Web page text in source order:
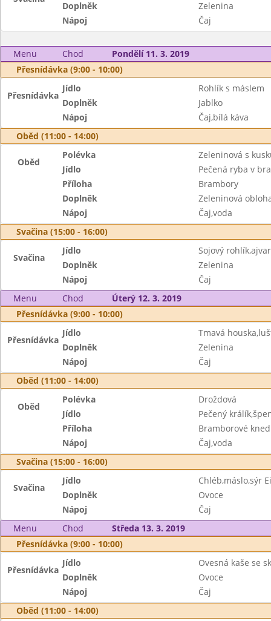
Doplněk
Zelenina
Nápoj
Čaj
Menu Chod
Pondělí 11. 3. 2019
Přesnídávka (9:00 - 10:00)
Přesnídávka
Jídlo
Rohlík s máslem
Doplněk
Jablko
Nápoj
Čaj,bílá káva
Oběd (11:00 - 14:00)
Oběd
Polévka
Zeleninová s
Jídlo
Pečená ryba v
Příloha
Brambory
Doplněk
Zeleninová
Nápoj
Čaj,voda
Svačina (15:00 - 16:00)
Svačina
Jídlo
Sojový
Doplněk
Zelenina
Nápoj
Čaj
Menu
Chod
Úterý 12. 3. 2019
Přesnídávka (9:00 - 10:00)
Přesnídávka
Jídlo
Tmavá
Doplněk
Zelenina
Nápoj
Čaj
Oběd (11:00 - 14:00)
Oběd
Polévka
Droždová
Jídlo
Pečený
Příloha
Bramborové
Nápoj
Čaj,voda
Svačina (15:00 - 16:00)
Svačina
Jídlo
Chléb,máslo,sýr
Doplněk
Ovoce
Nápoj
Čaj
Menu
Chod
Středa 13. 3. 2019
Přesnídávka (9:00 - 10:00)
Přesnídávka
Jídlo
Ovesná kaše se
Doplněk
Ovoce
Nápoj
Čaj
Oběd (11:00 - 14:00)